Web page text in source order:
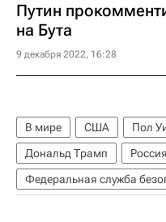
Путин
на Бута
9 декабря 2022, 16:28
В мире США Пол
Дональд Трамп
Россия
Федеральная служба